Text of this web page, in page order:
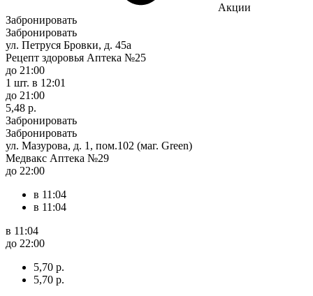
Акции
Забронировать
Забронировать
ул. Петруся Бровки, д. 45а
Рецепт здоровья Аптека №25
до 21:00
1 шт. в 12:01
до 21:00
5,48 р.
Забронировать
Забронировать
ул. Мазурова, д. 1, пом.102 (маг. Green)
Медвакс Аптека №29
до 22:00
в 11:04
в 11:04
в 11:04
до 22:00
5,70 р.
5,70 р.